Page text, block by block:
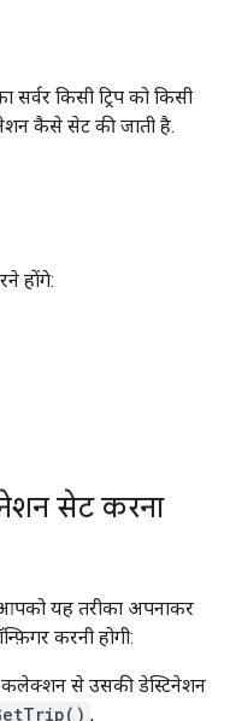
किसी ट्रिप को किसी
कैसे सेट की जाती है.
होंगे:
सेट करना
आपको यह तरीका अपनाकर
करनी होगी:
कलेक्शन से उसकी डेस्टिनेशन
,